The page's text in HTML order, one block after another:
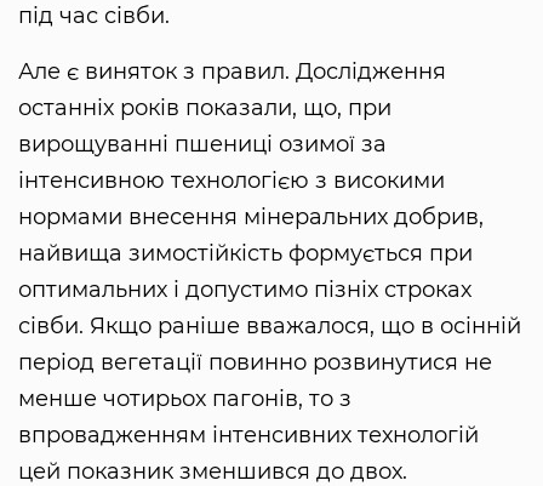
під час сівби.
Але є виняток з правил. Дослідження
останніх років показали, що, при
вирощуванні пшениці озимої за
інтенсивною технологією з високими
нормами внесення мінеральних добрив,
найвища зимостійкість формується при
оптимальних і допустимо пізніх строках
сівби. Якщо раніше вважалося, що в осінній
період вегетації повинно розвинутися не
менше чотирьох пагонів, то з
впровадженням інтенсивних технологій
цей показник зменшився до двох.